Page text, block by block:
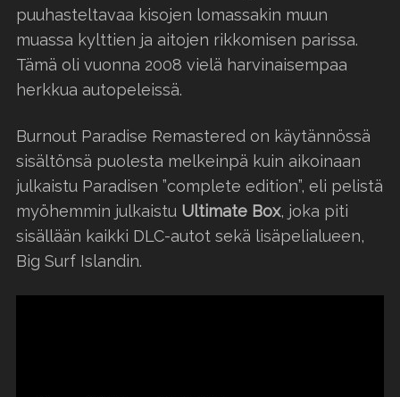
puuhasteltavaa kisojen lomassakin muun
muassa kylttien ja aitojen rikkomisen parissa.
Tämä oli vuonna 2008 vielä harvinaisempaa
herkkua autopeleissä.
Burnout Paradise Remastered on käytännössä
sisältönsä puolesta melkeinpä kuin aikoinaan
julkaistu Paradisen ”complete edition”, eli pelistä
myöhemmin julkaistu Ultimate Box, joka piti
sisällään kaikki DLC-autot sekä lisäpelialueen,
Big Surf Islandin.